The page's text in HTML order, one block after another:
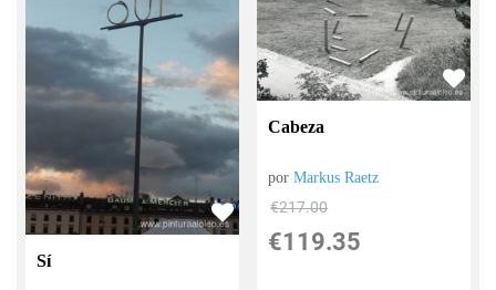
Sí
Cabeza
porMarkus Raetz
€217.00
€119.35